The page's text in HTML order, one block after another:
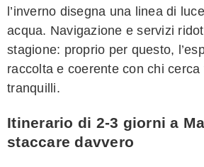
l’inverno disegna una linea di
acqua. Navigazione e servizi
stagione: proprio per questo,
raccolta e coerente con chi cerca
tranquilli.
Itinerario di 2-3 giorni a
staccare davvero